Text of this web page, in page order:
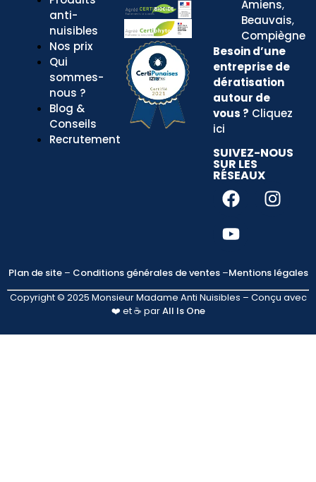
anti-
nuisibles
Nos prix
Qui
sommes-
nous ?
Blog &
Conseils
Recrutement
Amiens,
Beauvais,
Compiègne
Besoin d’une
entreprisede
dératisation
autour de
vous ? Cliquez
ici
SUIVEZ-NOUS
SUR LES
RÉSEAUX
Plan de site– Conditions générales de ventes –Mentions légales
Copyright © 2025 Monsieur Madame Anti Nuisibles – Conçu avec
❤️ et ☕ parAll Is One